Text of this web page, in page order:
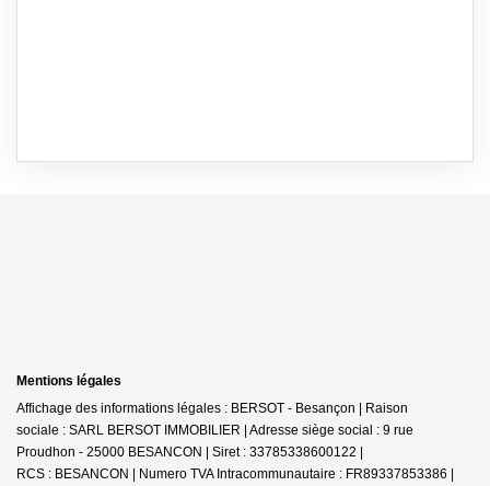
Mentions légales
Affichage des informations légales : BERSOT - Besançon | Raison
sociale : SARL BERSOT IMMOBILIER | Adresse siège social : 9 rue
Proudhon - 25000 BESANCON | Siret : 33785338600122 |
RCS : BESANCON | Numero TVA Intracommunautaire : FR89337853386 |